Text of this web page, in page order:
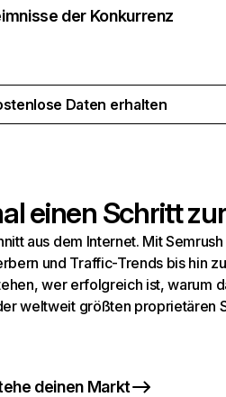
der Konkurrenz
Daten erhalten
einen Schritt
aus dem Internet. Mit
und Traffic-Trends bis hin
wer erfolgreich ist, warum
weltweit größten proprietären
deinen Markt